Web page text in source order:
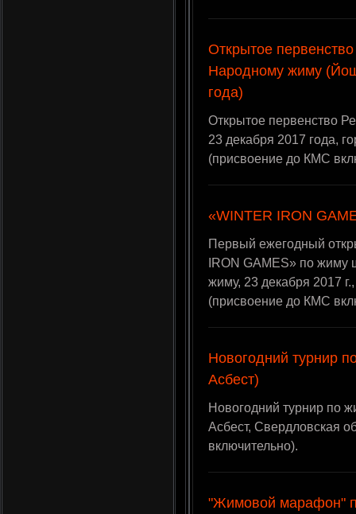
Открытое
Народному жиму
года)
Открытое первенство
23 декабря 2017 года,
(присвоение до КМС
«WINTER IRON
Первый ежегодный
IRON GAMES» по жиму
жиму, 23 декабря 2017
(присвоение до КМС
Новогодний турнир
Асбест)
Новогодний турнир по
Асбест, Свердловская
включительно).
"Жимовой марафон"